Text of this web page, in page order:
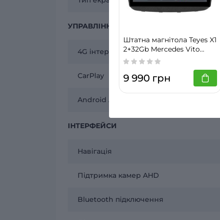
УПРАВЛІННЯ
4G інтернет
CarPlay
Android Auto
ІНТЕРФЕЙСИ
Навігація
Підтримка камер AHD
Bluetooth підключення
Штатна магнітола Teyes X1
2+32Gb Mercedes Vito
(W639), Viano (W639)
9 990 грн